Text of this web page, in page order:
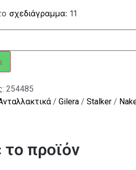
σχεδιάγραμμα: 11
254485
/ Gilera / Stalker /
το προϊόν